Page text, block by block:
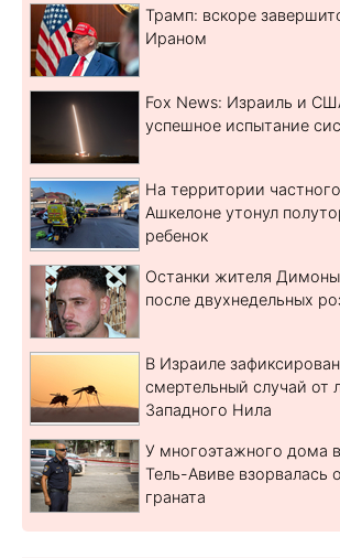
Трамп: вскоре
Ираном
Fox News: Израиль и
успешное испытание
На территории
Ашкелоне утонул
ребенок
Останки жителя
после двухнедельных
В Израиле
смертельный случай от
Западного Нила
У многоэтажного дома
Тель-Авиве взорвалась
граната